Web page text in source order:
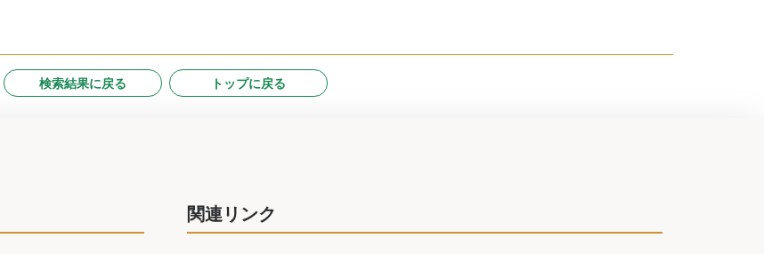
検索結果に戻る トップに戻る
関連リンク